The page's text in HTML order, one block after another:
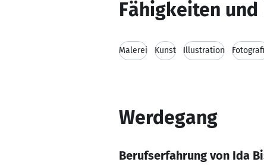
Fähigkeiten und
Malerei Kunst Illustration
Werdegang
Berufserfahrung von Ida